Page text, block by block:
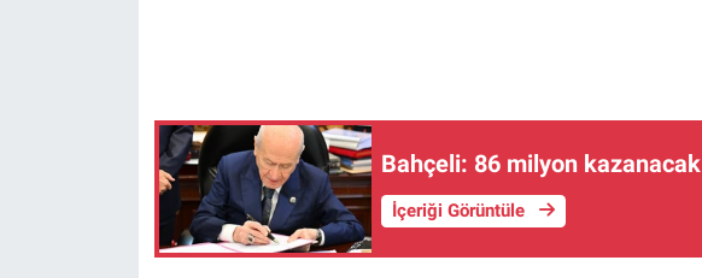
Bahçeli: 86 milyon kazanacak
İçeriği Görüntüle
Günün görüntüsü